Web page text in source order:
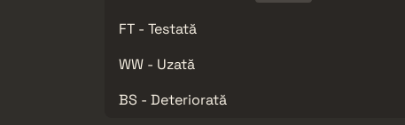
FT - Testată
WW - Uzată
BS - Deteriorată